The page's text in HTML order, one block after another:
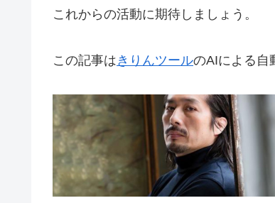
これからの活動に期待しましょう。
この記事は きりんツールのAIによる自